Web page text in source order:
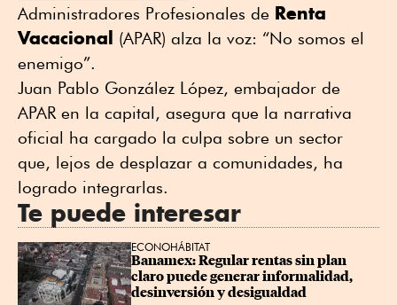
Administradores Profesionales de Renta
Vacacional (APAR) alza la voz: “No somos el
enemigo”.
Juan Pablo González López, embajador de
APAR en la capital, asegura que la narrativa
oficial ha cargado la culpa sobre un sector
que, lejos de desplazar a comunidades, ha
logrado integrarlas.
Te puede interesar
ECONOHÁBITAT
Banamex: Regular rentas sin plan
claro puede generar informalidad,
desinversión y desigualdad